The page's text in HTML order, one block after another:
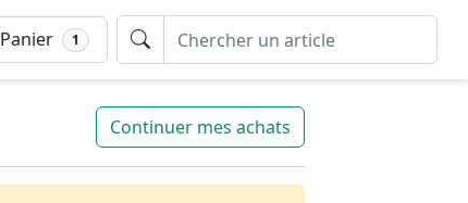
Panier 1
Continuer mes achats